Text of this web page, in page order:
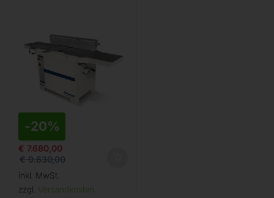
-20%
€ 7.680,00
€9.630,00
inkl. MwSt.
zzgl. Versandkosten